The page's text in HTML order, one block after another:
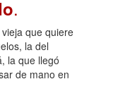
.
que quiere
la del
la que llegó
de mano en